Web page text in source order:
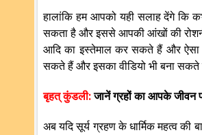
हालांकि हम आपको यही सलाह देंगे कि
सकता है और इससे आपकी आंखों की
आदि का इस्तेमाल कर सकते हैं और
सकते हैं और इसका वीडियो भी बना सकते
बृहत् कुंडली:जानें ग्रहों का आपके जीवन
अब यदि सूर्य ग्रहण के धार्मिक महत्व की